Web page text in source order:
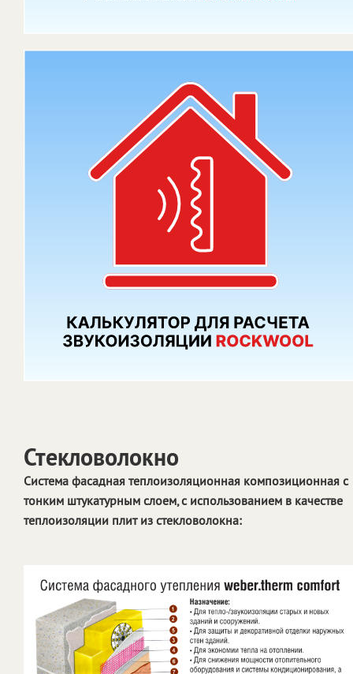
Стекловолокно
Система фасадная теплоизоляционная композиционная с
тонким штукатурным слоем, с использованием в качестве
теплоизоляции плит из стекловолокна: